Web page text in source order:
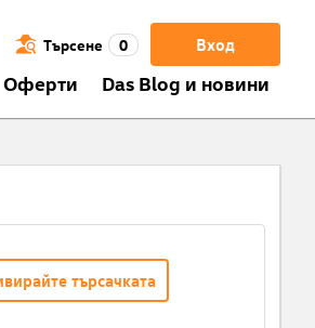
Вход
Търсене 0
Оферти Das Blog и новини
търсачката